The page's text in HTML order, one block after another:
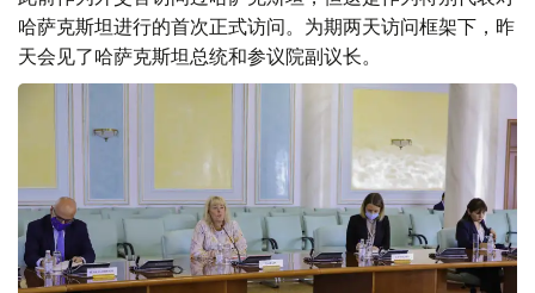
哈萨克斯坦进行的首次正式访问。为期两天访问框架下，昨
天会见了哈萨克斯坦总统和参议院副议长。